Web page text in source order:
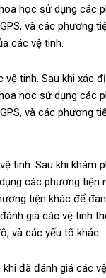
học sử dụng các
và các phương
các vệ tinh.
vệ tinh. Sau khi xác
học sử dụng các
và các phương
tinh. Sau khi khám
các phương tiện
tiện khác để
giá các vệ tinh
và các yếu tố khác.
đã đánh giá các